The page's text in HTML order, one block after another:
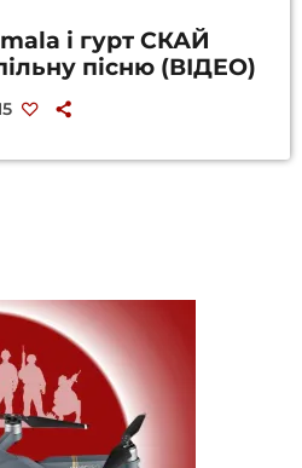
і гурт СКАЙ
пісню (ВІДЕО)